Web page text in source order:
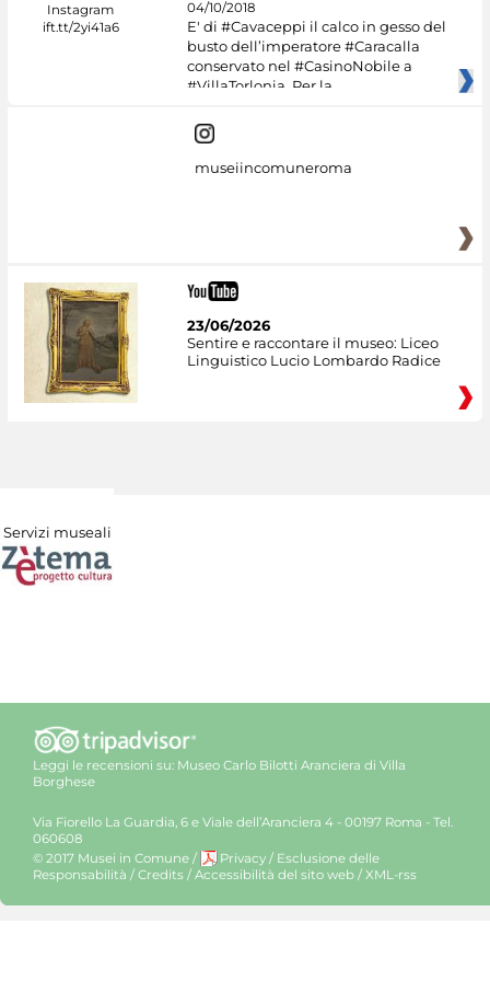
04/10/2018
E' di #Cavaceppi il calco in gesso del
busto dell’imperatore #Caracalla
conservato nel #CasinoNobile a
#VillaTorlonia. Per la
museiincomuneroma
23/06/2026
Sentire e raccontare il museo: Liceo
Linguistico Lucio Lombardo Radice
Servizi museali
Leggi le recensioni su: Museo Carlo Bilotti Aranciera di Villa
Borghese
Via Fiorello La Guardia, 6 e Viale dell’Aranciera 4 - 00197 Roma - Tel.
060608
© 2017 Musei in Comune / Privacy / Esclusione delle
Responsabilità / Credits / Accessibilità del sito web / XML-rss